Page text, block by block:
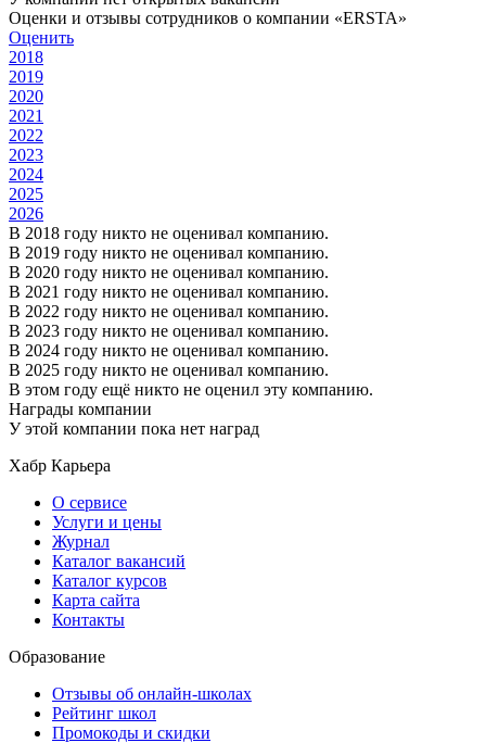
Оценки и отзывы сотрудников о компании «ERSTA»
Оценить
2018
2019
2020
2021
2022
2023
2024
2025
2026
В 2018 году никто не оценивал компанию.
В 2019 году никто не оценивал компанию.
В 2020 году никто не оценивал компанию.
В 2021 году никто не оценивал компанию.
В 2022 году никто не оценивал компанию.
В 2023 году никто не оценивал компанию.
В 2024 году никто не оценивал компанию.
В 2025 году никто не оценивал компанию.
В этом году ещё никто не оценил эту компанию.
Награды компании
У этой компании пока нет наград
Хабр Карьера
О сервисе
Услуги и цены
Журнал
Каталог вакансий
Каталог курсов
Карта сайта
Контакты
Образование
Отзывы об онлайн-школах
Рейтинг школ
Промокоды и скидки